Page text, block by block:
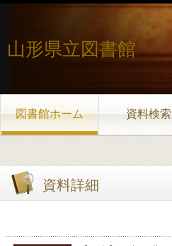
山形県立図書館
図書館ホーム 資料検索
資料詳細